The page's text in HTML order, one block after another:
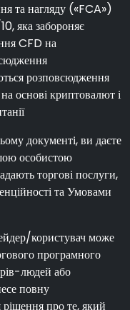
та нагляду («FCA»)
яка забороняє
CFD на
розповсюдження
основі криптовалют і
документі, ви даєте
особистою
торгові послуги,
та Умовами
користувач може
програмного
людей або
повну
рішення про те, який